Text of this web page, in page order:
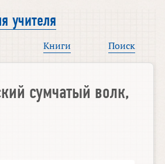
учителя
Книги Поиск
сумчатый волк,